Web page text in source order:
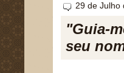
29 de Julho
"Guia-
seu